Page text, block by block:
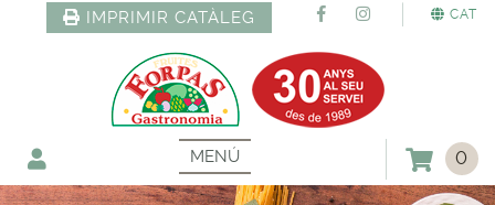
CAT
IMPRIMIR CATÀLEG
MENÚ 0